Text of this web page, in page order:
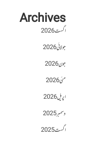
Archives
اگست 2026
جولائی 2026
جون 2026
مئی 2026
اپریل 2026
دسمبر 2025
اگست 2025